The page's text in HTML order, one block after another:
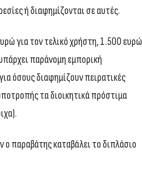
ή διαφημίζονται σε αυτές.
για τον τελικό χρήστη, 1.500 ευρώ
παράνομη εμπορική
όσους διαφημίζουν πειρατικές
τα διοικητικά πρόστιμα
ο παραβάτης καταβάλει το διπλάσιο